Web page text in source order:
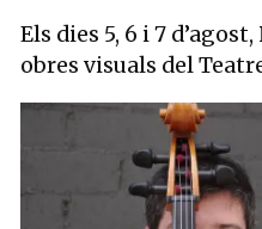
Els dies 5, 6 i 7 d’agost,
obres visuals del